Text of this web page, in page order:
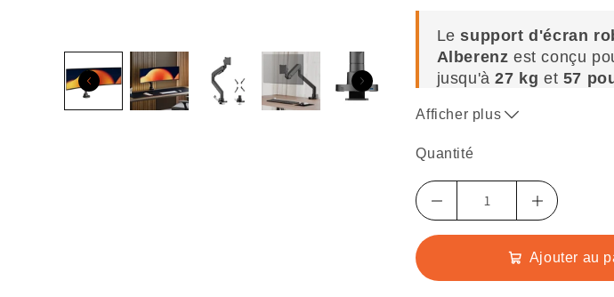
Lesupport d'écran
Alberenz est conçu
jusqu'à27 kg et 57
disponible. Conçu pour
professionnels et les
exigeants
robuste et fiable
lourds.
Pourquoi choisir le
Afficher plus
Quantité
Ajouter au